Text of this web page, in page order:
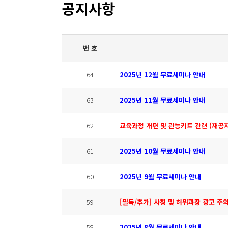
공지사항
번 호
64 2025년 12월 무료세미나 안내
63 2025년 11월 무료세미나 안내
62 교육과정 개편 및 관능키트 관련 (재공
61 2025년 10월 무료세미나 안내
60 2025년 9월 무료세미나 안내
59 [필독/추가] 사칭 및 허위과장 광고 주의